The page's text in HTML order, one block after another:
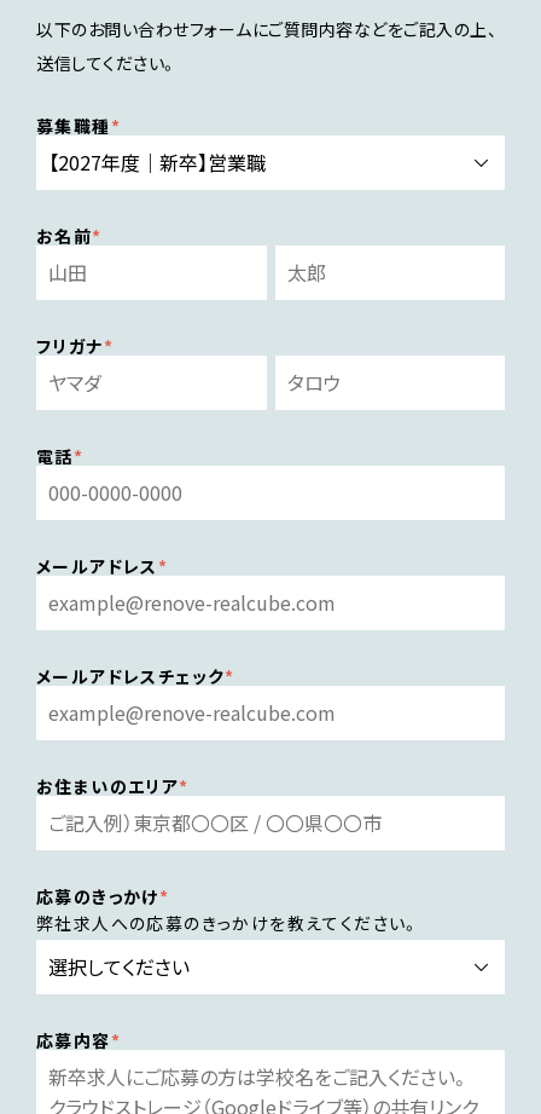
以下のお問い合わせフォームにご質問内容などをご記入の上、
送信してください。
募集職種
お名前
フリガナ
電話
メールアドレス
メールアドレスチェック
お住まいのエリア
応募のきっかけ
弊社求人への応募のきっかけを教えてください。
応募内容